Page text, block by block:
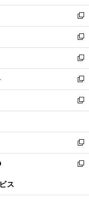
開
く
ウ
で
開
く
ン
ド
ウ
で
開
く
ウ
ィ
ン
ド
ウ
で
開
く
新
し
い
ウ
ィ
ン
ド
ウ
で
開
新
し
い
ウ
ィ
ン
ド
ウ
開
く
新
し
い
ウ
ィ
ン
ウ
で
開
く
新
し
い
ウ
ン
ド
ウ
で
新
し
ウ
ィ
ン
ド
開
新
し
い
ン
新
ウ
ス